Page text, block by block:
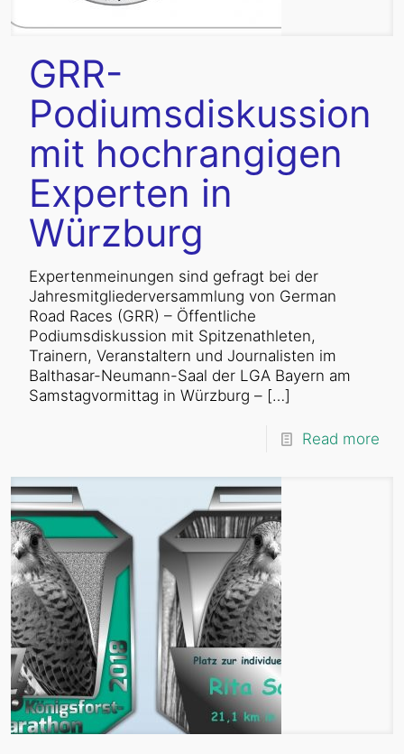
GRR-
Podiumsdiskussion
mit hochrangigen
Experten in
Würzburg
Expertenmeinungen sind gefragt bei der
Jahresmitgliederversammlung von German
Road Races (GRR) – Öffentliche
Podiumsdiskussion mit Spitzenathleten,
Trainern, Veranstaltern und Journalisten im
Balthasar-Neumann-Saal der LGA Bayern am
Samstagvormittag in Würzburg – […]
Read more